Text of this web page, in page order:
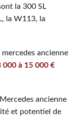
la 300 SL
la W113, la
ancienne
000 à 15 000 €
ancienne
et potentiel de